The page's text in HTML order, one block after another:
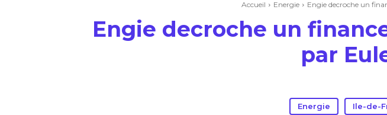
Accueil Energie Engie decroche un
Engie decroche un
par
Energie Ile-de-